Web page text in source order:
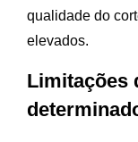
qualidade do
elevados.
Limitações